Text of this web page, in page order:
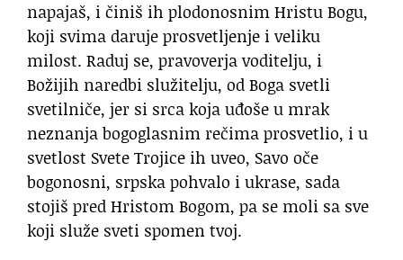
napajaš, i činiš ih plodonosnim Hristu Bogu,
koji svima daruje prosvetljenje i veliku
milost. Raduj se, pravoverja voditelju, i
Božijih naredbi služitelju, od Boga svetli
svetilniče, jer si srca koja uđoše u mrak
neznanja bogoglasnim rečima prosvetlio, i u
svetlost Svete Trojice ih uveo, Savo oče
bogonosni, srpska pohvalo i ukrase, sada
stojiš pred Hristom Bogom, pa se moli sa sve
koji služe sveti spomen tvoj.